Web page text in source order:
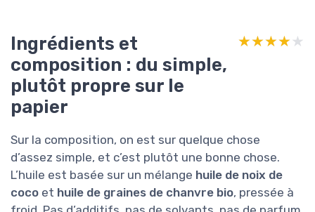
Ingrédients et
composition : du simple,
plutôt propre sur le
papier
★★★★★
★★★★★
Sur la composition, on est sur quelque chose
d’assez simple, et c’est plutôt une bonne chose.
L’huile est basée sur un mélange huile de noix de
coco et huile de graines de chanvre bio, pressée à